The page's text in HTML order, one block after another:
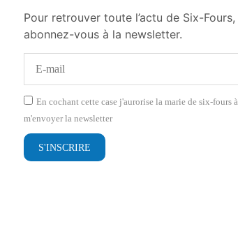
Pour retrouver toute l’actu de Six-Fours,
abonnez-vous à la newsletter.
En cochant cette case j'aurorise la marie de six-fours à
m'envoyer la newsletter
S'INSCRIRE